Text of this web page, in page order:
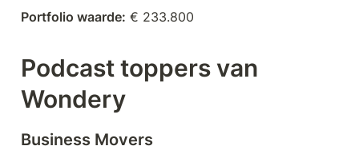
Portfolio waarde: € 233.800
Podcast toppers van
Wondery
Business Movers